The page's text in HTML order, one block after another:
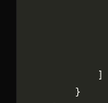
        }